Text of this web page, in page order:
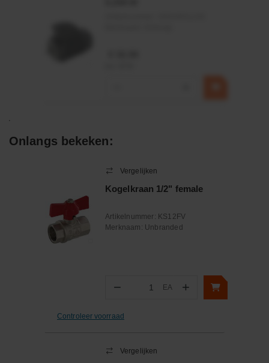
Onlangs bekeken:
Vergelijken
Kogelkraan 1/2" female
Artikelnummer: KS12FV
Merknaam: Unbranded
− Aantal
EA +
Controleer voorraad
Vergelijken